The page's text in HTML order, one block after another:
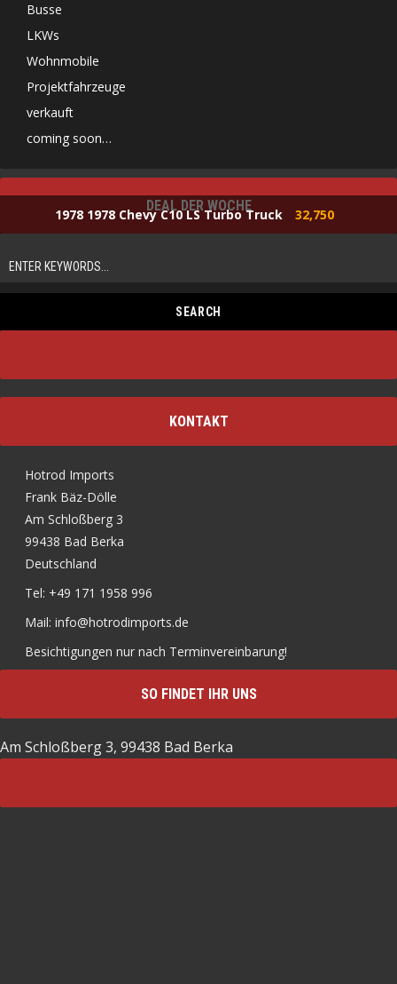
Busse
LKWs
Wohnmobile
Projektfahrzeuge
verkauft
coming soon…
DEAL DER WOCHE
1978 1978 Chevy C10 LS Turbo Truck 32,750
KONTAKT
Hotrod Imports
Frank Bäz-Dölle
Am Schloßberg 3
99438 Bad Berka
Deutschland
Tel: +49 171 1958 996
Mail: info@hotrodimports.de
Besichtigungen nur nach Terminvereinbarung!
SO FINDET IHR UNS
Am Schloßberg 3, 99438 Bad Berka